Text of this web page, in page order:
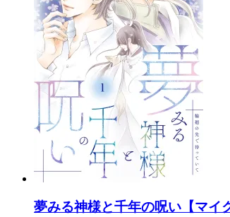
夢みる神様と千年の呪い【マイ